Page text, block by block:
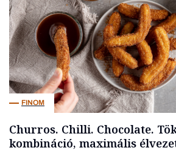
FINOM
Churros. Chilli. Chocolate.
kombináció, maximális